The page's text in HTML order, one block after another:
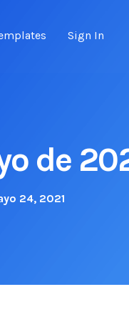
Sign In
de
24, 2021